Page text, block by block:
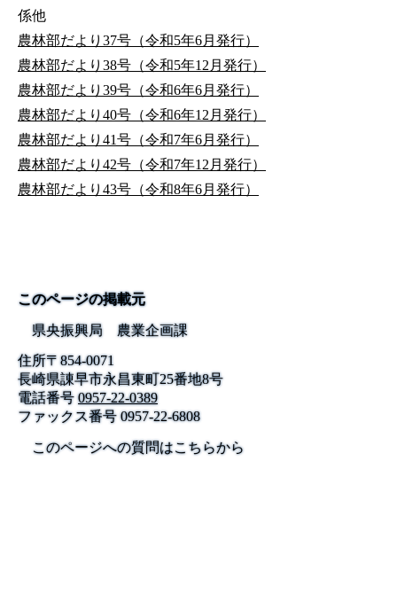
係他
農林部だより37号（令和5年6月発行）
農林部だより38号（令和5年12月発行）
農林部だより39号（令和6年6月発行）
農林部だより40号（令和6年12月発行）
農林部だより41号（令和7年6月発行）
農林部だより42号（令和7年12月発行）
農林部だより43号（令和8年6月発行）
このページの掲載元
県央振興局 農業企画課
住所〒854-0071
長崎県諌早市永昌東町25番地8号
電話番号 0957-22-0389
ファックス番号0957-22-6808
このページへの質問はこちらから